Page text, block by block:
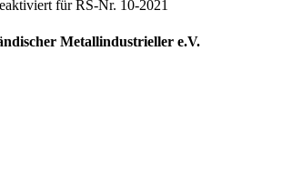
für RS-Nr. 10-2021
Metallindustrieller e.V.